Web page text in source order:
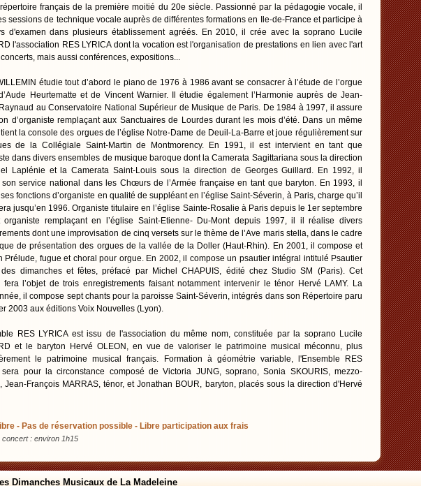
français de la première moitié du 20e siècle. Passionné par la pédagogie vocale, il
sessions de technique vocale auprès de différentes formations en Ile-de-France et participe à
d'examen dans plusieurs établissement agréés. En 2010, il crée avec la soprano Lucile
l'association RES LYRICA dont la vocation est l'organisation de prestations en lien avec l'art
concerts, mais aussi conférences, expositions...
étudie tout d’abord le piano de 1976 à 1986 avant se consacrer à l’étude de l’orgue
Heurtematte et de Vincent Warnier. Il étudie également l’Harmonie auprès de Jean-
au Conservatoire National Supérieur de Musique de Paris. De 1984 à 1997, il assure
d’organiste remplaçant aux Sanctuaires de Lourdes durant les mois d’été. Dans un même
la console des orgues de l’église Notre-Dame de Deuil-La-Barre et joue régulièrement sur
de la Collégiale Saint-Martin de Montmorency. En 1991, il est intervient en tant que
dans divers ensembles de musique baroque dont la Camerata Sagittariana sous la direction
Laplénie et la Camerata Saint-Louis sous la direction de Georges Guillard. En 1992, il
son service national dans les Chœurs de l’Armée française en tant que baryton. En 1993, il
fonctions d’organiste en qualité de suppléant en l’église Saint-Séverin, à Paris, charge qu’il
jusqu’en 1996. Organiste titulaire en l’église Sainte-Rosalie à Paris depuis le 1er septembre
organiste remplaçant en l’église Saint-Etienne- Du-Mont depuis 1997, il il réalise divers
dont une improvisation de cinq versets sur le thème de l’Ave maris stella, dans le cadre
de présentation des orgues de la vallée de la Doller (Haut-Rhin). En 2001, il compose et
Prélude, fugue et choral pour orgue. En 2002, il compose un psautier intégral intitulé Psautier
dimanches et fêtes, préfacé par Michel CHAPUIS, édité chez Studio SM (Paris). Cet
fera l’objet de trois enregistrements faisant notamment intervenir le ténor Hervé LAMY. La
il compose sept chants pour la paroisse Saint-Séverin, intégrés dans son Répertoire paru
2003 aux éditions Voix Nouvelles (Lyon).
RES LYRICA est issu de l'association du même nom, constituée par la soprano Lucile
et le baryton Hervé OLEON, en vue de valoriser le patrimoine musical méconnu, plus
le patrimoine musical français. Formation à géométrie variable, l'Ensemble RES
sera pour la circonstance composé de Victoria JUNG, soprano, Sonia SKOURIS, mezzo-
Jean-François MARRAS, ténor, et Jonathan BOUR, baryton, placés sous la direction d'Hervé
- Pas de réservation possible - Libre participation aux frais
concert : environ 1h15
Dimanches Musicaux de La Madeleine